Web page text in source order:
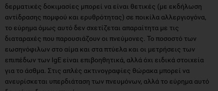
δερματικές δοκιμασίες μπορεί να είναι θετικές (με εκδήλωση
αντίδρασης πομφού και ερυθρότητας) σε ποικίλα αλλεργιογόνα,
το εύρημα όμως αυτό δεν σχετίζεται απαραίτητα με τις
διαταραχές που παρουσιάζουν οι πνεύμονες. Το ποσοστό των
εωσηνόφιλων στο αίμα και στα πτύελα και οι μετρήσεις των
επιπέδων των IgE είναι επιβοηθητικά, αλλά όχι ειδικά στοιχεία
για το άσθμα. Στις απλές ακτινογραφίες θώρακα μπορεί να
ανευρίσκεται υπερδιάταση των πνευμόνων, αλλά το εύρημα αυτό